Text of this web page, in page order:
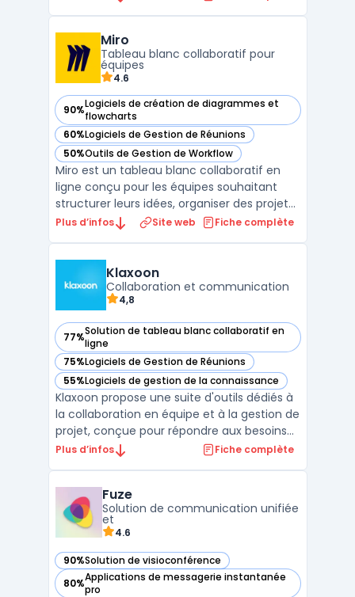
aux activités en temps réel depuis leur
téléphone mobile ...
Miro
Tableau blanc collaboratif pour
équipes
4.6
90%Logiciels de création de diagrammes et
flowcharts
— voir Miro dans cette catégorie
60%Logiciels de Gestion de Réunions
— voir Miro dans cette catégorie
50%Outils de Gestion de Workflow
— voir Miro dans cette catégorie
Miro est un tableau blanc collaboratif en
ligne conçu pour les équipes souhaitant
structurer leurs idées, organiser des projets
et faciliter la créativité en groupe. Cet outil
créer des cartes mentales et construire des
Plus d’infos Site web Fiche complète
Klaxoon
Collaboration et communication
4,8
77%Solution de tableau blanc collaboratif en
ligne
— voir Klaxoon dans cette catégorie
75%Logiciels de Gestion de Réunions
— voir Klaxoon dans cette catégorie
55%Logiciels de gestion de la connaissance
— voir Klaxoon dans cette catégorie
Klaxoon propose une suite d'outils dédiés à
la collaboration en équipe et à la gestion de
projet, conçue pour répondre aux besoins
des entreprises modernes. Cette
notamment des outils de communication
pour équipes, qui facil ...
Plus d’infos Fiche complète
Fuze
Solution de communication unifiée
et
4.6
90%Solution de visioconférence
— voir Fuze dans cette catégorie
80%Applications de messagerie instantanée
pro
— voir Fuze dans cette catégorie